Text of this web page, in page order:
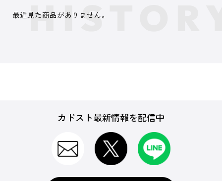
最近見た商品がありません。
カドスト最新情報を配信中